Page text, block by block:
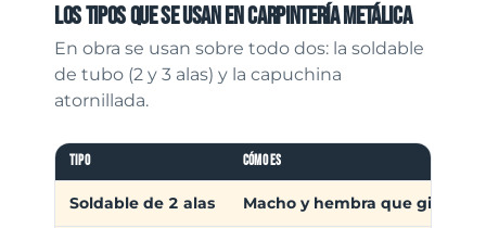
Los tipos que se usan en carpintería metálica
En obra se usan sobre todo dos: la soldable
de tubo (2 y 3 alas) y la capuchina
atornillada.
Tipo Cómo es
Soldable de 2 alas Macho y hembra que giran